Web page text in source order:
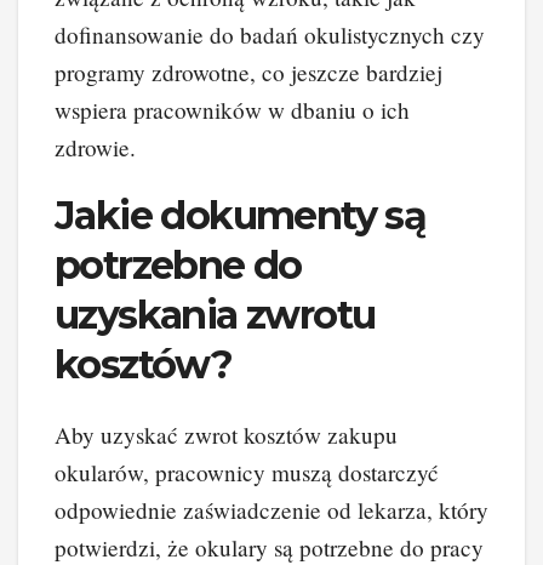
dofinansowanie do badań okulistycznych czy
programy zdrowotne, co jeszcze bardziej
wspiera pracowników w dbaniu o ich
zdrowie.
Jakie dokumenty są
potrzebne do
uzyskania zwrotu
kosztów?
Aby uzyskać zwrot kosztów zakupu
okularów, pracownicy muszą dostarczyć
odpowiednie zaświadczenie od lekarza, który
potwierdzi, że okulary są potrzebne do pracy